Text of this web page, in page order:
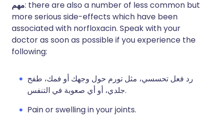
مهم: there are also a number of less common but
more serious side-effects which have been
associated with norfloxacin. Speak with your
doctor as soon as possible if you experience the
following:
رد فعل تحسسي، مثل تورم حول وجهك أو فمك، طفح
جلدي، أو أي صعوبة في التنفس.
Pain or swelling in your joints.